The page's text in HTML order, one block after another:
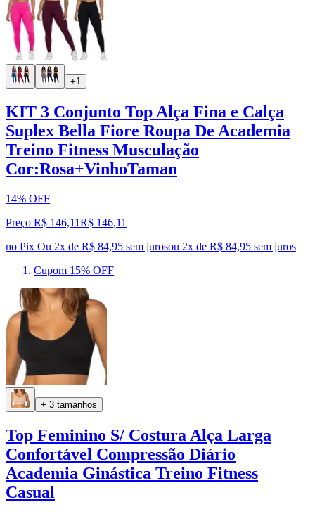
+1
KIT 3 Conjunto Top Alça Fina e Calça
Suplex Bella Fiore Roupa De Academia
Treino Fitness Musculação
Cor:Rosa+VinhoTaman
14% OFF
Preço R$ 146,11R$ 146,11
no Pix Ou 2x de R$ 84,95 sem jurosou 2x de R$ 84,95 sem juros
Cupom 15% OFF
+ 3 tamanhos
Top Feminino S/ Costura Alça Larga
Confortável Compressão Diário
Academia Ginástica Treino Fitness
Casual